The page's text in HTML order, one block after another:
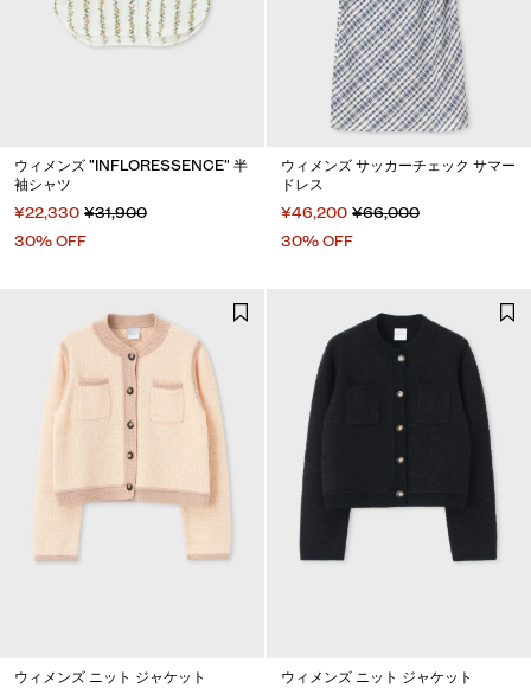
ウィメンズ "INFLORESSENCE" 半
袖シャツ
¥22,330 ¥31,900
30% OFF
ウィメンズ サッカーチェック サマー
ドレス
¥46,200 ¥66,000
30% OFF
ウィメンズ ニット ジャケット
ウィメンズ ニット ジャケット